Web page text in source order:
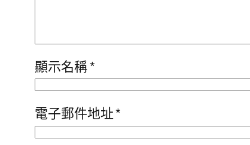
顯示名稱*
電子郵件地址*